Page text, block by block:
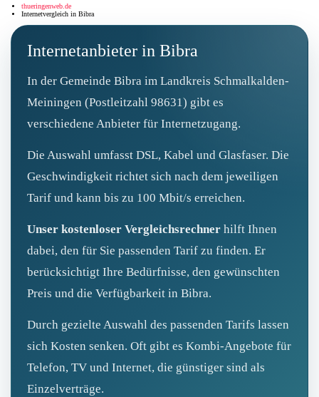
thueringenweb.de
Internetvergleich in Bibra
Internetanbieter in Bibra
In der Gemeinde Bibra im Landkreis Schmalkalden-
Meiningen (Postleitzahl 98631) gibt es
verschiedene Anbieter für Internetzugang.
Die Auswahl umfasst DSL, Kabel und Glasfaser. Die
Geschwindigkeit richtet sich nach dem jeweiligen
Tarif und kann bis zu 100 Mbit/s erreichen.
Unser kostenloser Vergleichsrechner hilft Ihnen
dabei, den für Sie passenden Tarif zu finden. Er
berücksichtigt Ihre Bedürfnisse, den gewünschten
Preis und die Verfügbarkeit in Bibra.
Durch gezielte Auswahl des passenden Tarifs lassen
sich Kosten senken. Oft gibt es Kombi-Angebote für
Telefon, TV und Internet, die günstiger sind als
Einzelverträge.